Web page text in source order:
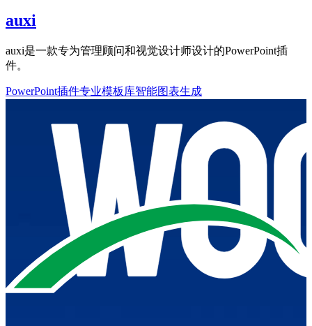
auxi
auxi是一款专为管理顾问和视觉设计师设计的PowerPoint插
件。
PowerPoint插件专业模板库智能图表生成